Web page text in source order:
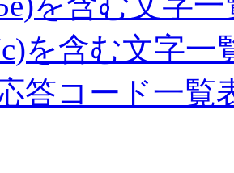
を含む文字一
答コード一覧